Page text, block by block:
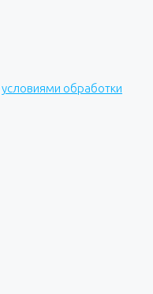
условиями обработки